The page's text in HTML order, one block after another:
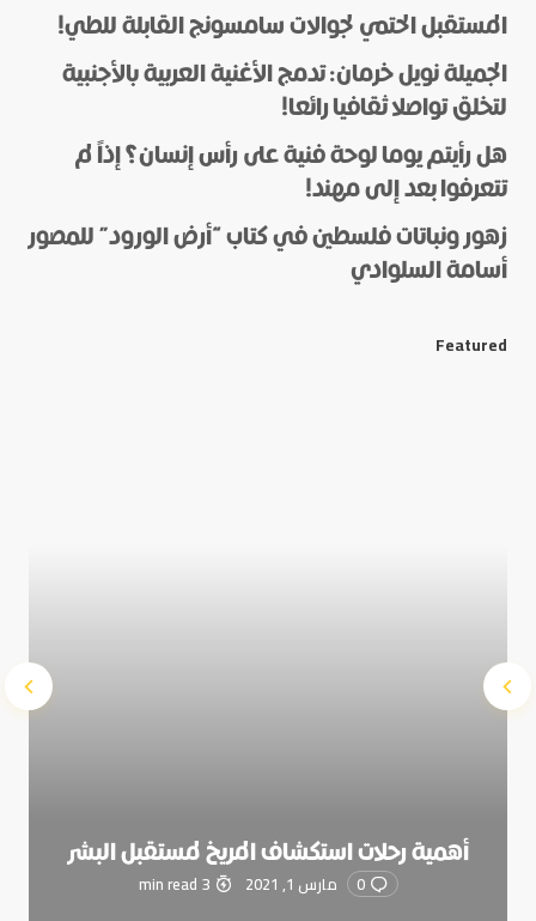
Name
*
E-mail
*
المستقبل الحتمي لجوالات سامسونج القابلة للطي!
الجميلة نويل خرمان: تدمج الأغنية العربية بالأجنبية
لتخلق تواصلا ثقافيا رائعا!
هل رأيتم يوما لوحة فنية على رأس إنسان؟ إذاً لم
تتعرفوا بعد إلى مهند!
زهور ونباتات فلسطين في كتاب “أرض الورود” للمصور
أسامة السلوادي
Featured
أهمية رحلات استكشاف المريخ لمستقبل البشر
0 مارس 1, 2021 3 min read